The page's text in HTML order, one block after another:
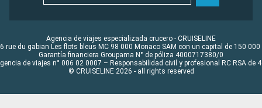
Agencia de viajes especializada crucero - CRUISELINE
rue du gabian Les flots bleus MC 98 000 Monaco SAM con un capital de 150 000
Garantía financiera Groupama N° de póliza 4000717380/0
de viajes n° 006 02 0007 – Responsabilidad civil y profesional RC RSA de
© CRUISELINE 2026 - all rights reserved